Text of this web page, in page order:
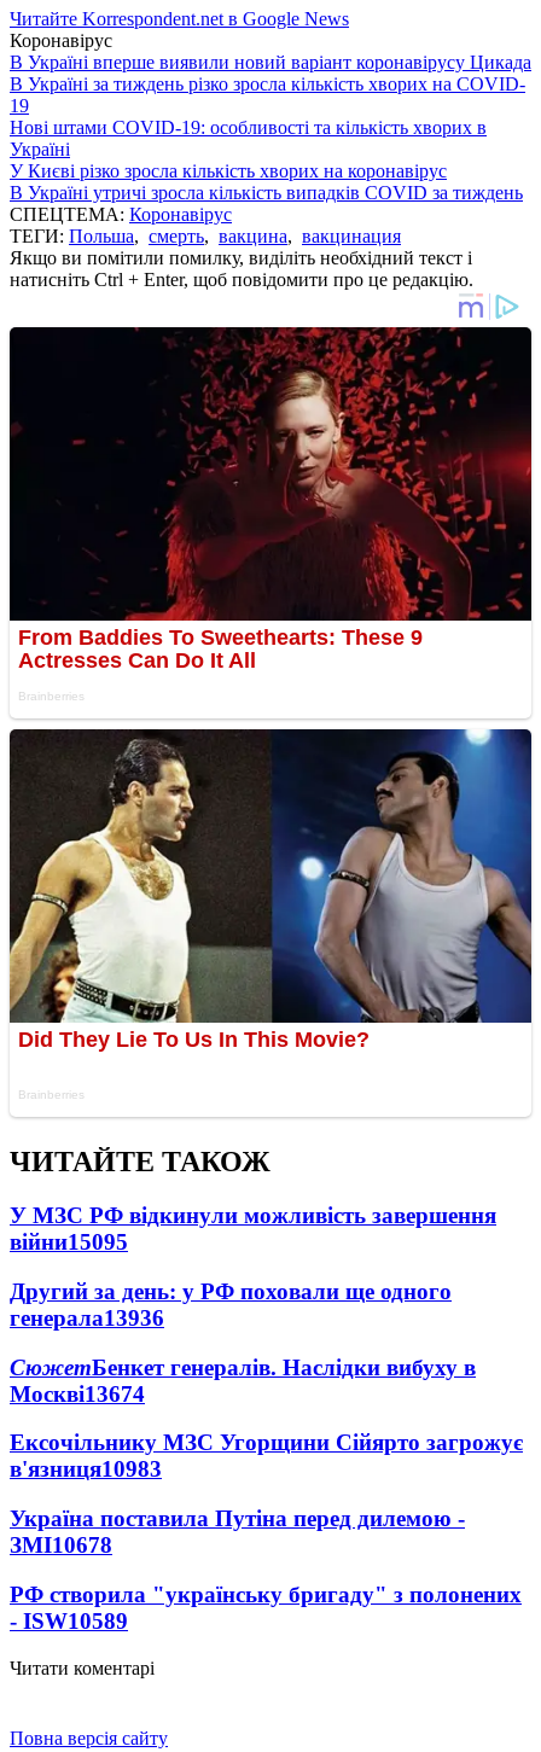
Читайте Korrespondent.net в Google News
Коронавірус
В Україні вперше виявили новий варіант коронавірусу Цикада
В Україні за тиждень різко зросла кількість хворих на COVID-
19
Нові штами COVID-19: особливості та кількість хворих в
Україні
У Києві різко зросла кількість хворих на коронавірус
В Україні утричі зросла кількість випадків COVID за тиждень
СПЕЦТЕМА: Коронавірус
ТЕГИ: Польша, смерть, вакцина, вакцинация
Якщо ви помітили помилку, виділіть необхідний текст і
натисніть Ctrl + Enter, щоб повідомити про це редакцію.
ЧИТАЙТЕ ТАКОЖ
У МЗС РФ відкинули можливість завершення
війни15095
Другий за день: у РФ поховали ще одного
генерала13936
СюжетБенкет генералів. Наслідки вибуху в
Москві13674
Ексочільнику МЗС Угорщини Сійярто загрожує
в'язниця10983
Україна поставила Путіна перед дилемою -
ЗМІ10678
РФ створила "українську бригаду" з полонених
- ISW10589
Читати коментарі
Повна версія сайту